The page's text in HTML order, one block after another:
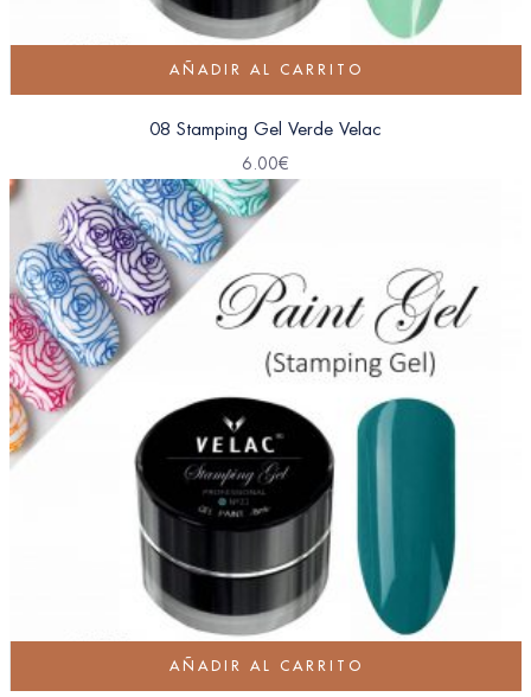
AÑADIR AL CARRITO
08 Stamping Gel Verde Velac
6.00€
AÑADIR AL CARRITO